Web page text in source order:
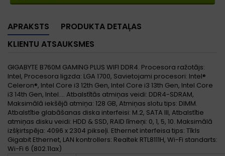
APRAKSTS
PRODUKTA DETAĻAS
KLIENTU ATSAUKSMES
GIGABYTE B760M GAMING PLUS WIFI DDR4. Procesora ražotājs:
Intel, Procesora ligzda: LGA 1700, Savietojami procesori: Intel®
Celeron®, Intel Core i3 12th Gen, Intel Core i3 13th Gen, Intel Core
i3 14th Gen, Intel.... Atbalstītās atmiņas veidi: DDR4-SDRAM,
Maksimālā iekšējā atmiņa: 128 GB, Atmiņas slotu tips: DIMM.
Atbalstītie glabāšanas diska interfeisi: M.2, SATA III, Atbalstītie
atmiņas disku veidi: HDD & SSD, RAID līmeņi: 0, 1, 5, 10. Maksimālā
izšķirtspēja: 4096 x 2304 pikseļi. Ethernet interfeisa tips: Tīkls
Gigabit Ethernet, LAN kontrollers: Realtek RTL8111H, Wi-Fi standarts:
Wi-Fi 6 (802.11ax)